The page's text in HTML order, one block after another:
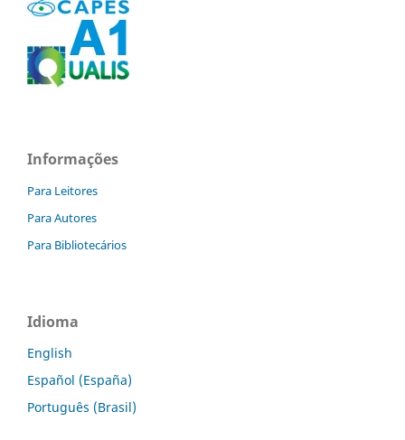
Informações
Para Leitores
Para Autores
Para Bibliotecários
Idioma
English
Español (España)
Português (Brasil)